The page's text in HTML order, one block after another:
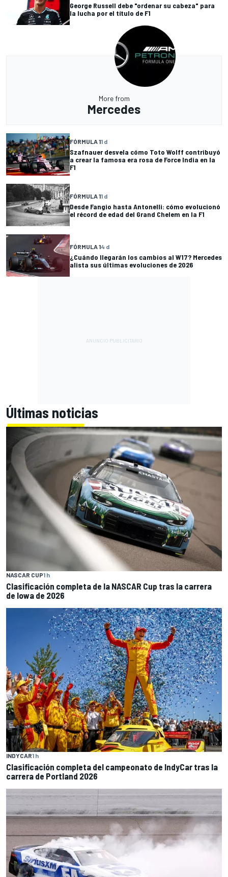
George Russell debe "ordenar su cabeza" para
la lucha por el título de F1
More from
Mercedes
FÓRMULA 11 d
Szafnauer desvela cómo Toto Wolff contribuyó
a crear la famosa era rosa de Force India en la
F1
FÓRMULA 11 d
Desde Fangio hasta Antonelli: cómo evolucionó
el récord de edad del Grand Chelem en la F1
FÓRMULA 14 d
¿Cuándo llegarán los cambios al W17? Mercedes
alista sus últimas evoluciones de 2026
Últimas noticias
NASCAR CUP1 h
Clasificación completa de la NASCAR Cup tras la carrera
de Iowa de 2026
INDYCAR1 h
Clasificación completa del campeonato de IndyCar tras la
carrera de Portland 2026